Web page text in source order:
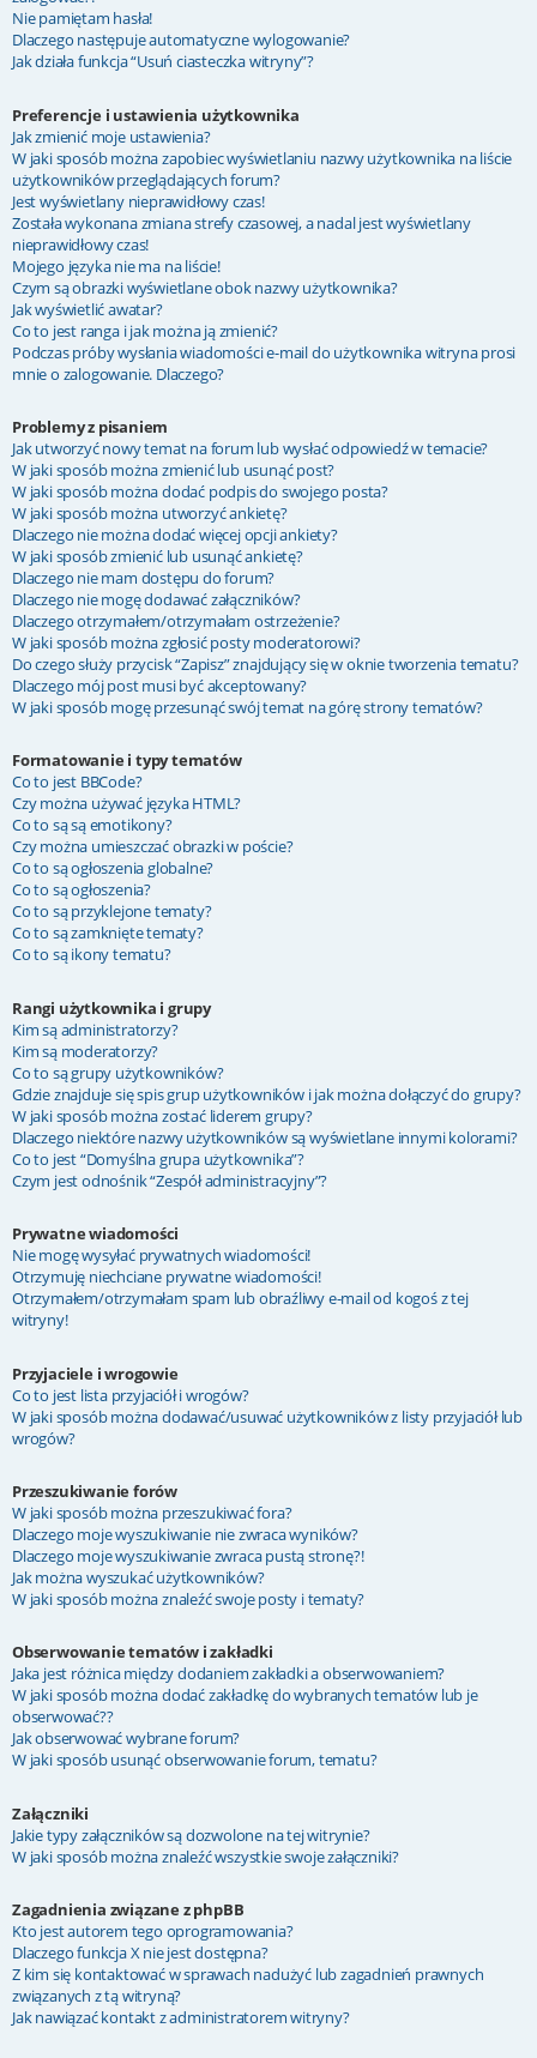
Nie pamiętam hasła!
Dlaczego następuje automatyczne wylogowanie?
Jak działa funkcja “Usuń ciasteczka witryny”?
Preferencje i ustawienia użytkownika
Jak zmienić moje ustawienia?
W jaki sposób można zapobiec wyświetlaniu nazwy użytkownika na liście
użytkowników przeglądających forum?
Jest wyświetlany nieprawidłowy czas!
Została wykonana zmiana strefy czasowej, a nadal jest wyświetlany
nieprawidłowy czas!
Mojego języka nie ma na liście!
Czym są obrazki wyświetlane obok nazwy użytkownika?
Jak wyświetlić awatar?
Co to jest ranga i jak można ją zmienić?
Podczas próby wysłania wiadomości e-mail do użytkownika witryna prosi
mnie o zalogowanie. Dlaczego?
Problemy z pisaniem
Jak utworzyć nowy temat na forum lub wysłać odpowiedź w temacie?
W jaki sposób można zmienić lub usunąć post?
W jaki sposób można dodać podpis do swojego posta?
W jaki sposób można utworzyć ankietę?
Dlaczego nie można dodać więcej opcji ankiety?
W jaki sposób zmienić lub usunąć ankietę?
Dlaczego nie mam dostępu do forum?
Dlaczego nie mogę dodawać załączników?
Dlaczego otrzymałem/otrzymałam ostrzeżenie?
W jaki sposób można zgłosić posty moderatorowi?
Do czego służy przycisk “Zapisz” znajdujący się w oknie tworzenia tematu?
Dlaczego mój post musi być akceptowany?
W jaki sposób mogę przesunąć swój temat na górę strony tematów?
Formatowanie i typy tematów
Co to jest BBCode?
Czy można używać języka HTML?
Co to są są emotikony?
Czy można umieszczać obrazki w poście?
Co to są ogłoszenia globalne?
Co to są ogłoszenia?
Co to są przyklejone tematy?
Co to są zamknięte tematy?
Co to są ikony tematu?
Rangi użytkownika i grupy
Kim są administratorzy?
Kim są moderatorzy?
Co to są grupy użytkowników?
Gdzie znajduje się spis grup użytkowników i jak można dołączyć do grupy?
W jaki sposób można zostać liderem grupy?
Dlaczego niektóre nazwy użytkowników są wyświetlane innymi kolorami?
Co to jest “Domyślna grupa użytkownika”?
Czym jest odnośnik “Zespół administracyjny”?
Prywatne wiadomości
Nie mogę wysyłać prywatnych wiadomości!
Otrzymuję niechciane prywatne wiadomości!
Otrzymałem/otrzymałam spam lub obraźliwy e-mail od kogoś z tej
witryny!
Przyjaciele i wrogowie
Co to jest lista przyjaciół i wrogów?
W jaki sposób można dodawać/usuwać użytkowników z listy przyjaciół lub
wrogów?
Przeszukiwanie forów
W jaki sposób można przeszukiwać fora?
Dlaczego moje wyszukiwanie nie zwraca wyników?
Dlaczego moje wyszukiwanie zwraca pustą stronę?!
Jak można wyszukać użytkowników?
W jaki sposób można znaleźć swoje posty i tematy?
Obserwowanie tematów i zakładki
Jaka jest różnica między dodaniem zakładki a obserwowaniem?
W jaki sposób można dodać zakładkę do wybranych tematów lub je
obserwować??
Jak obserwować wybrane forum?
W jaki sposób usunąć obserwowanie forum, tematu?
Załączniki
Jakie typy załączników są dozwolone na tej witrynie?
W jaki sposób można znaleźć wszystkie swoje załączniki?
Zagadnienia związane z phpBB
Kto jest autorem tego oprogramowania?
Dlaczego funkcja X nie jest dostępna?
Z kim się kontaktować w sprawach nadużyć lub zagadnień prawnych
związanych z tą witryną?
Jak nawiązać kontakt z administratorem witryny?